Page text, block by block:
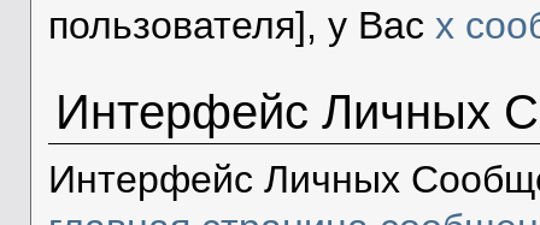
пользователя], у Вас x
Интерфейс Личных
Интерфейс Личных